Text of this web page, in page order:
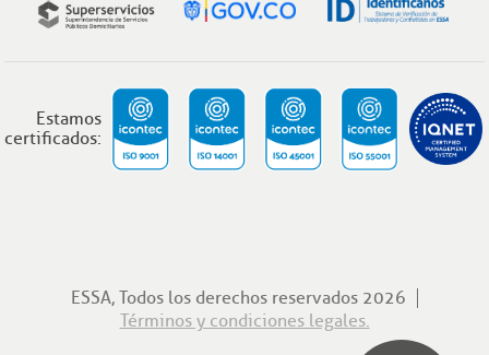
Estamos
certificados:
ESSA, Todos los derechos reservados 2026
Términos y condiciones legales.